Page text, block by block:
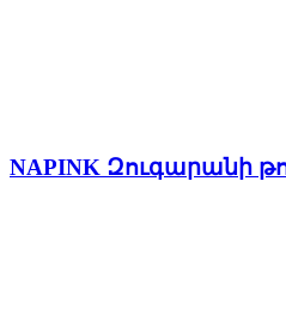
NAPINK Զուգարանի